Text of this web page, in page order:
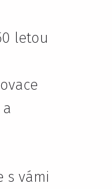
letou
s vámi